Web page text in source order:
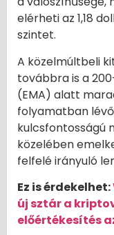
elérheti az 1,18
szintet.
A közelmúltbeli
továbbra is a
(EMA) alatt
folyamatban
kulcsfontosságú
közelében
felfelé irányuló
Ez is érdekelhet:
új sztár a
előértékesítés